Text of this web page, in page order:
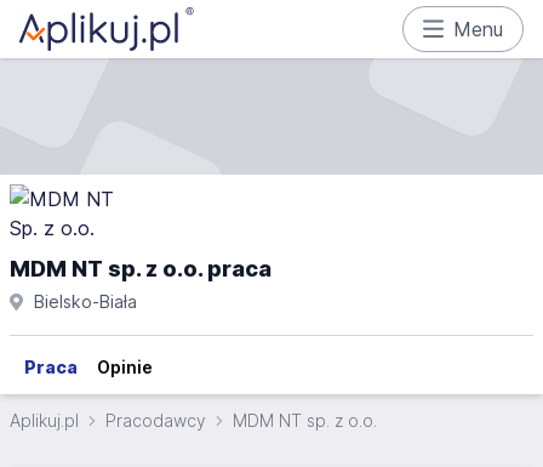
Menu
MDM NT sp. z o.o. praca
Bielsko-Biała
Praca Opinie
Aplikuj.pl Pracodawcy MDM NT sp. z o.o.